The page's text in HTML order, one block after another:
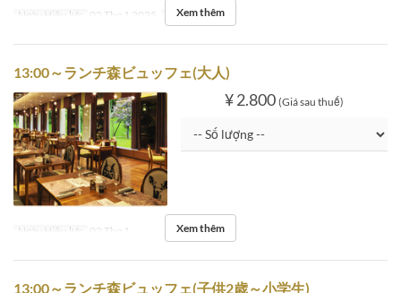
Ngày Hiệu lực 02 Thg 1 2025 Ngày T5
Xem thêm
13:00～ランチ森ビュッフェ(大人)
¥ 2.800 (Giá sau thuế)
Ngày Hiệu lực 02 Thg 1 Xem thêm
13:00～ランチ森ビュッフェ(子供2歳～小学生)